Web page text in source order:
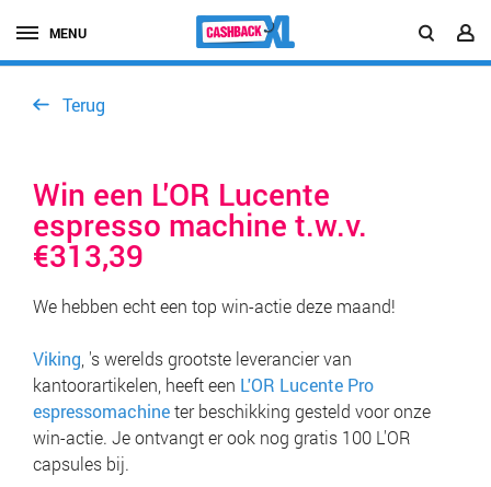
MENU
Terug
Win een L'OR Lucente
espresso machine t.w.v.
€313,39
We hebben echt een top win-actie deze maand!
Viking , 's werelds grootste leverancier van
kantoorartikelen, heeft een L'OR Lucente Pro
espressomachineter beschikking gesteld voor onze
win-actie. Je ontvangt er ook nog gratis 100 L'OR
capsules bij.